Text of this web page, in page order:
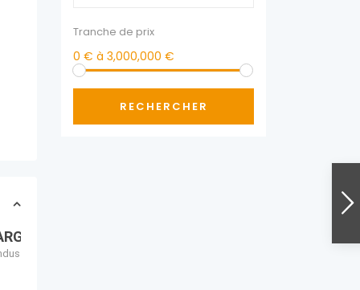
Tranche de prix
0 € à 3,000,000 €
RECHERCHER